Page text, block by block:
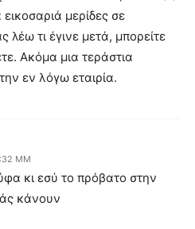
μερίδες σε
λέω τι έγινε μετά, μπορείτε
Ακόμα μια τεράστια
εν λόγω εταιρία.
ΜΜ
κι εσύ το πρόβατο στην
κάνουν